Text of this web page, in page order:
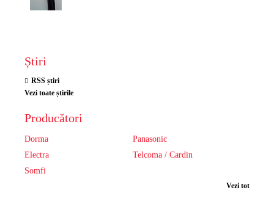
Știri
RSS știri
Vezi toate știrile
Producători
Dorma
Panasonic
Electra
Telcoma / Cardin
Somfi
Vezi tot